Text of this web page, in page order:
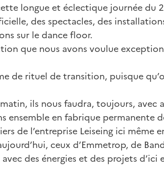
longue et éclectique journée du
des spectacles, des
sur le dance floor.
que nous avons voulue
de rituel de transition, puisque
ils nous faudra, toujours, avec
ensemble en fabrique permanente
de l’entreprise Leiseing ici même
ceux d’Emmetrop, de
des énergies et des projets d’ici